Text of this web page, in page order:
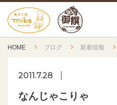
HOME ブログ 新着情報
2011.7.28
なんじゃこりゃ